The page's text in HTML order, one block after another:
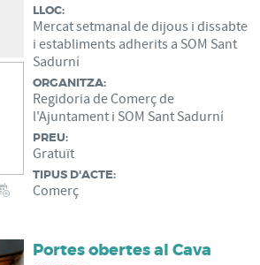
LLOC:
Mercat setmanal de dijous i dissabte
i establiments adherits a SOM Sant
Sadurní
ORGANITZA:
Regidoria de Comerç de
l'Ajuntament i SOM Sant Sadurní
PREU:
Gratuït
TIPUS D'ACTE:
Comerç
Portes obertes al Cava